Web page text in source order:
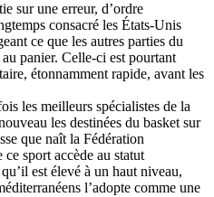
sur une erreur, d’ordre
consacré les États-Unis
ce que les autres parties du
panier. Celle-ci est pourtant
étonnamment rapide, avant les
les meilleurs spécialistes de la
les destinées du basket sur
que naît la Fédération
sport accède au statut
est élevé à un haut niveau,
l’adopte comme une